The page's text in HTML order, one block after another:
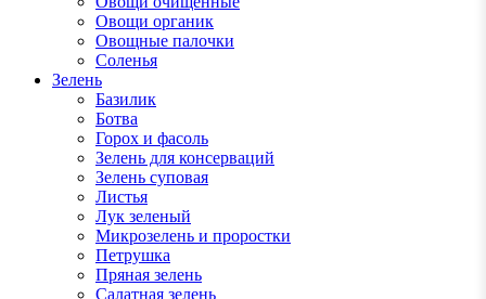
Овощи органик
Овощные палочки
Соленья
Зелень
Базилик
Ботва
Горох и фасоль
Зелень для консерваций
Зелень суповая
Листья
Лук зеленый
Микрозелень и проростки
Петрушка
Пряная зелень
Салатная зелень